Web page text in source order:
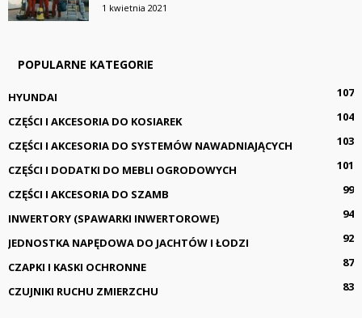
1 kwietnia 2021
POPULARNE KATEGORIE
HYUNDAI
107
CZĘŚCI I AKCESORIA DO KOSIAREK
104
CZĘŚCI I AKCESORIA DO SYSTEMÓW NAWADNIAJĄCYCH
103
CZĘŚCI I DODATKI DO MEBLI OGRODOWYCH
101
CZĘŚCI I AKCESORIA DO SZAMB
99
INWERTORY (SPAWARKI INWERTOROWE)
94
JEDNOSTKA NAPĘDOWA DO JACHTÓW I ŁODZI
92
CZAPKI I KASKI OCHRONNE
87
CZUJNIKI RUCHU ZMIERZCHU
83